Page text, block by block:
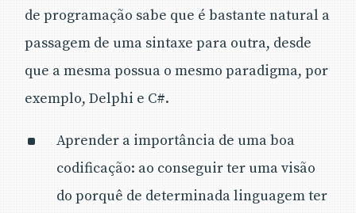
de programação sabe que é bastante natural a
passagem de uma sintaxe para outra, desde
que a mesma possua o mesmo paradigma, por
exemplo, Delphi e C#.
Aprender a importância de uma boa
codificação: ao conseguir ter uma visão
do porquê de determinada linguagem ter